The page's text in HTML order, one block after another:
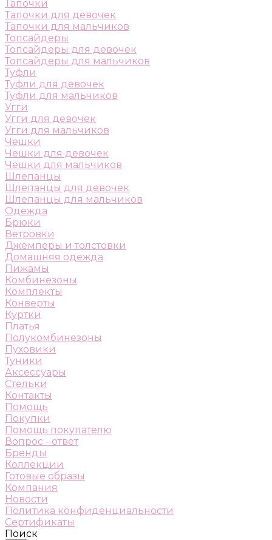
Тапочки
Тапочки для девочек
Тапочки для мальчиков
Топсайдеры
Топсайдеры для девочек
Топсайдеры для мальчиков
Туфли
Туфли для девочек
Туфли для мальчиков
Угги
Угги для девочек
Угги для мальчиков
Чешки
Чешки для девочек
Чешки для мальчиков
Шлепанцы
Шлепанцы для девочек
Шлепанцы для мальчиков
Одежда
Брюки
Ветровки
Джемперы и толстовки
Домашняя одежда
Пижамы
Комбинезоны
Комплекты
Конверты
Куртки
Платья
Полукомбинезоны
Пуховики
Туники
Аксессуары
Стельки
Контакты
Помощь
Покупки
Помощь покупателю
Вопрос - ответ
Бренды
Коллекции
Готовые образы
Компания
Новости
Политика конфиденциальности
Сертификаты
Поиск